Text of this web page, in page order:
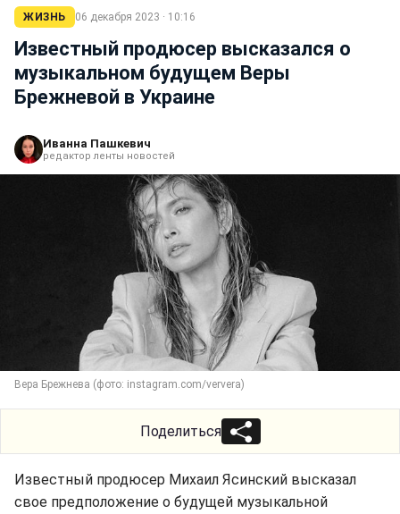
ЖИЗНЬ 06 декабря 2023 · 10:16
Известный продюсер высказался о
музыкальном будущем Веры
Брежневой в Украине
Иванна Пашкевич
редактор ленты новостей
Вера Брежнева (фото: instagram.com/ververa)
Поделиться
Известный продюсер Михаил Ясинский высказал
свое предположение о будущей музыкальной